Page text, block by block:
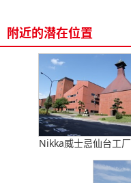
附近的潜在位置
Nikka威士忌仙台工厂